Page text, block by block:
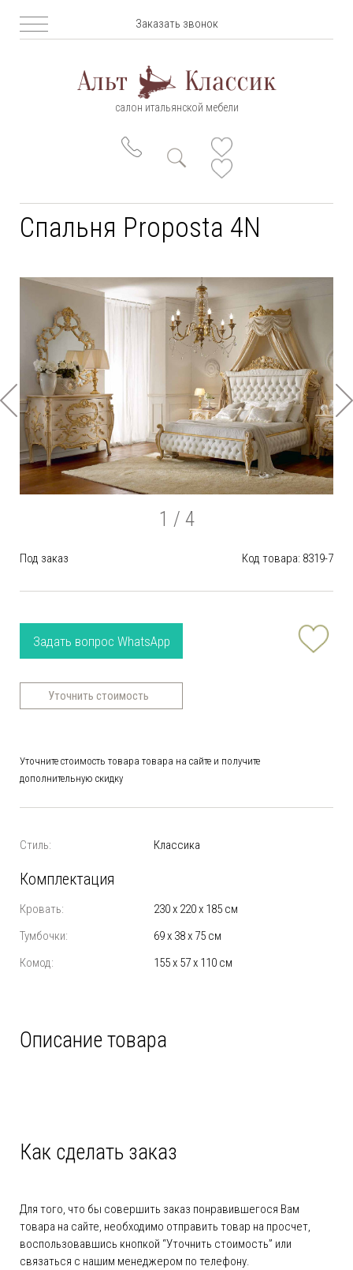
Заказать звонок
салон итальянской мебели
1 / 4
Спальня Proposta 4N
Под заказ Код товара: 8319-7
Задать вопрос WhatsApp
Уточнить стоимость
Уточните стоимость товара товара на сайте и получите
дополнительную скидку
Стиль: Классика
Комплектация
Кровать:
230 x 220 x 185 см
Тумбочки:
69 x 38 x 75 см
Комод:
155 x 57 x 110 см
Описание товара
Как сделать заказ
Для того, что бы совершить заказ понравившегося Вам
товара на сайте, необходимо отправить товар на просчет,
воспользовавшись кнопкой “Уточнить стоимость” или
связаться с нашим менеджером по телефону.